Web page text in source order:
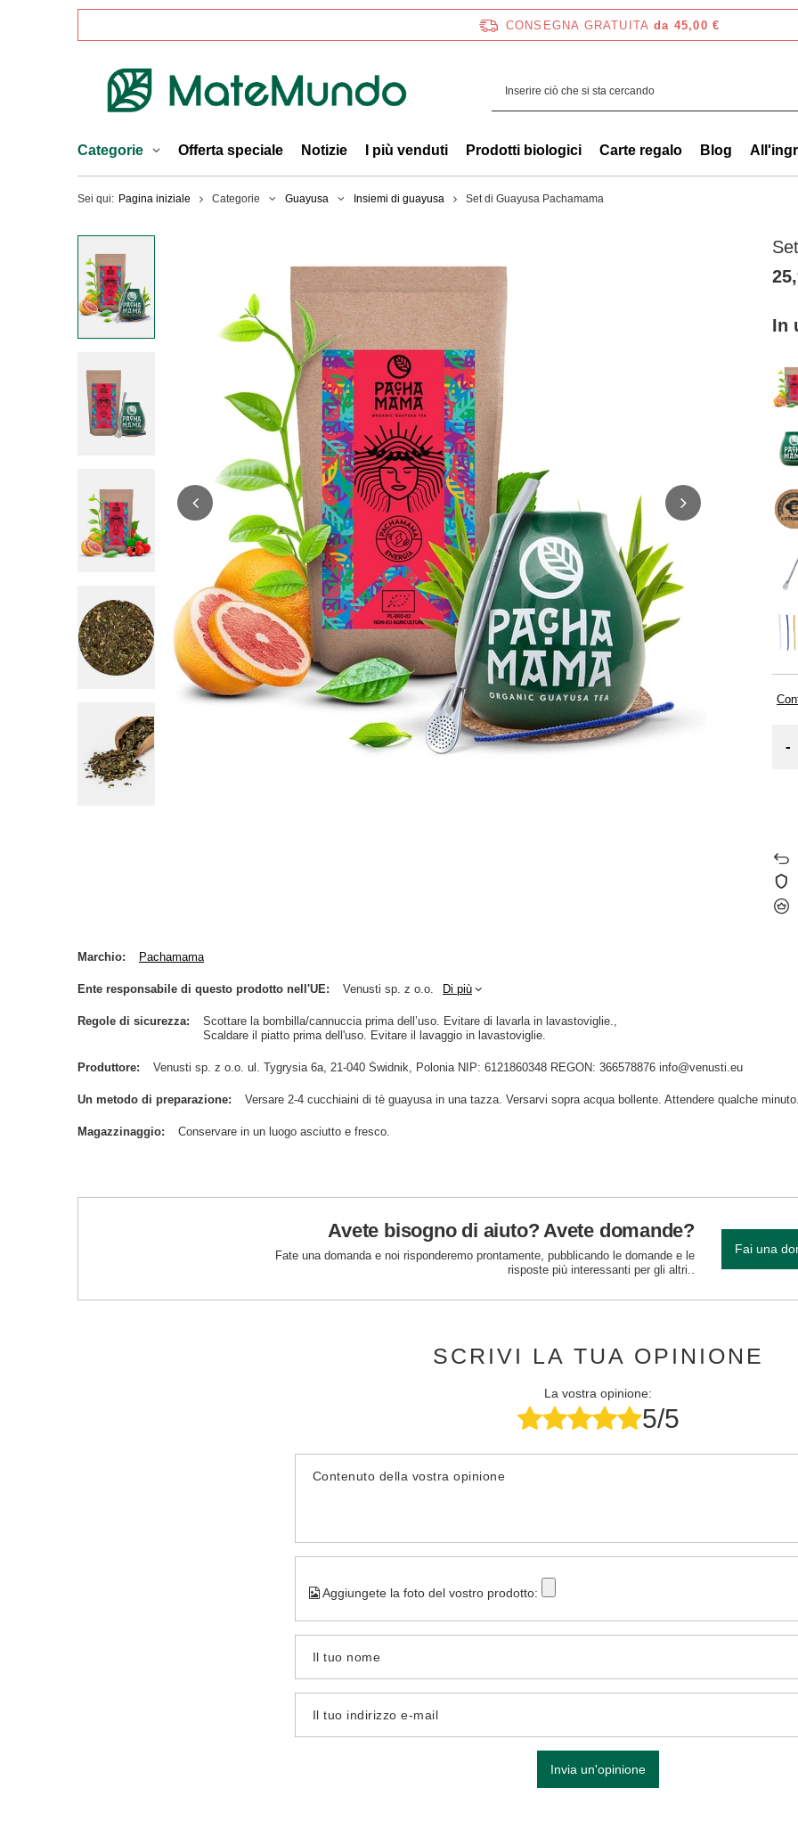
CONSEGNA GRATUITA da 45,00 €
Categorie Offerta speciale Notizie I più venduti Prodotti biologici Carte regalo Blog
Sei qui: Pagina iniziale Categorie Guayusa Insiemi di guayusa Set di Guayusa Pachamama
In
-
Marchio Pachamama
Ente responsabile di questo prodotto nell'UE Venusti sp. z o.o. Di più
Regole di sicurezza
Scottare la bombilla/cannuccia prima dell’uso. Evitare di lavarla in lavastoviglie.
Scaldare il piatto prima dell'uso. Evitare il lavaggio in lavastoviglie.
Produttore Venusti sp. z o.o. ul. Tygrysia 6a, 21-040 Świdnik, Polonia NIP: 6121860348 REGON: 366578876 info@venusti.eu
Un metodo di preparazione Versare 2-4 cucchiaini di tè guayusa in una tazza. Versarvi sopra acqua bollente. Attendere qualche minuto.
Magazzinaggio Conservare in un luogo asciutto e fresco.
Avete bisogno di aiuto? Avete domande?
Fate una domanda e noi risponderemo prontamente, pubblicando le domande e le
risposte più interessanti per gli altri..
Fai una
SCRIVI LA TUA OPINIONE
La vostra opinione:
5/5
Contenuto della vostra opinione
Aggiungete la foto del vostro prodotto:
Il tuo nome
Il tuo indirizzo e-mail
Invia un'opinione